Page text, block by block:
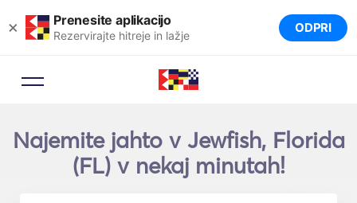
× Prenesite aplikacijo
Rezervirajte hitreje in lažje ODPRI
Najemite jahto v Jewfish, Florida
(FL) v nekaj minutah!